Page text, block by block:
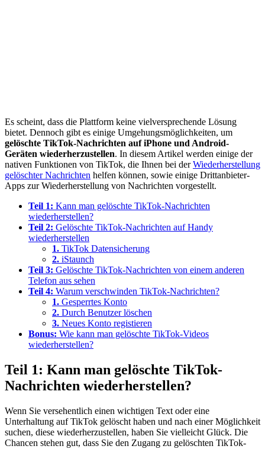
Es scheint, dass die Plattform keine vielversprechende Lösung
bietet. Dennoch gibt es einige Umgehungsmöglichkeiten, um
gelöschte TikTok-Nachrichten auf iPhone und Android-
Geräten wiederherzustellen. In diesem Artikel werden einige der
nativen Funktionen von TikTok, die Ihnen bei derWiederherstellung
gelöschter Nachrichten helfen können, sowie einige Drittanbieter-
Apps zur Wiederherstellung von Nachrichten vorgestellt.
Teil 1: Kann man gelöschte TikTok-Nachrichten
wiederherstellen?
Teil 2: Gelöschte TikTok-Nachrichten auf Handy
wiederherstellen
1. TikTok Datensicherung
2. iStaunch
Teil 3: Gelöschte TikTok-Nachrichten von einem anderen
Telefon aus sehen
Teil 4: Warum verschwinden TikTok-Nachrichten?
1. Gesperrtes Konto
2. Durch Benutzer löschen
3. Neues Konto registieren
Bonus: Wie kann man gelöschte TikTok-Videos
wiederherstellen?
Teil 1: Kann man gelöschte TikTok-
Nachrichten wiederherstellen?
Wenn Sie versehentlich einen wichtigen Text oder eine
Unterhaltung auf TikTok gelöscht haben und nach einer Möglichkeit
suchen, diese wiederherzustellen, haben Sie vielleicht Glück. Die
Chancen stehen gut, dass Sie den Zugang zu gelöschten TikTok-